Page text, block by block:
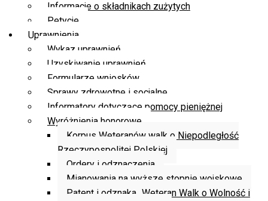
Informacje o składnikach zużytych
Petycje
Uprawnienia
Wykaz uprawnień
Uzyskiwanie uprawnień
Formularze wniosków
Sprawy zdrowotne i socjalne
Informatory dotyczące pomocy pieniężnej
Wyróżnienia honorowe
Korpus Weteranów walk o Niepodległość
Rzeczypospolitej Polskiej
Ordery i odznaczenia
Mianowania na wyższe stopnie wojskowe
Patent i odznaka „Weteran Walk o Wolność i